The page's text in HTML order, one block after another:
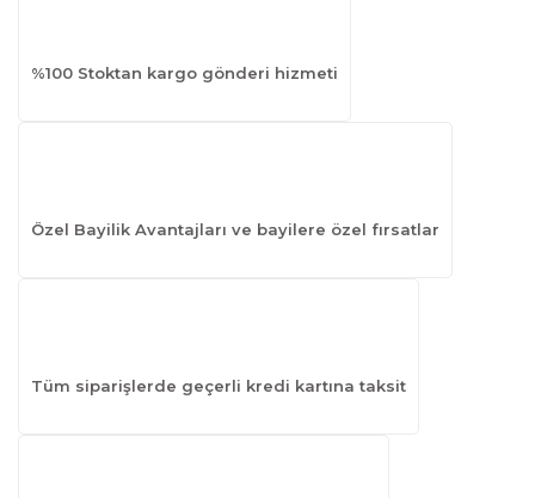
%100 Stoktan kargo gönderi hizmeti
Özel Bayilik Avantajları ve bayilere özel fırsatlar
Tüm siparişlerde geçerli kredi kartına taksit